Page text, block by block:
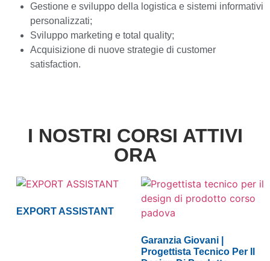
Gestione e sviluppo della logistica e sistemi informativi
personalizzati;
Sviluppo marketing e total quality;
Acquisizione di nuove strategie di customer
satisfaction.
I NOSTRI CORSI ATTIVI
ORA
EXPORT ASSISTANT
Garanzia Giovani |
Progettista Tecnico Per Il